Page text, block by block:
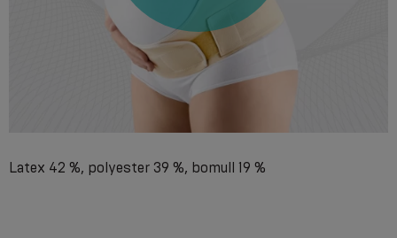
Latex 42 %, polyester 39 %, bomull 19 %